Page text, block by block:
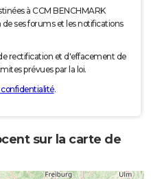
à CCM BENCHMARK
ses forums et les notifications
rectification et d'effacement de
prévues par la loi.
.
sur la carte de